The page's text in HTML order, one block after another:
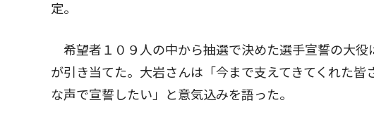
定。
希望者１０９人の中から抽選で決めた選手宣誓の大役
が引き当てた。大岩さんは「今まで支えてきてくれた
な声で宣誓したい」と意気込みを語った。